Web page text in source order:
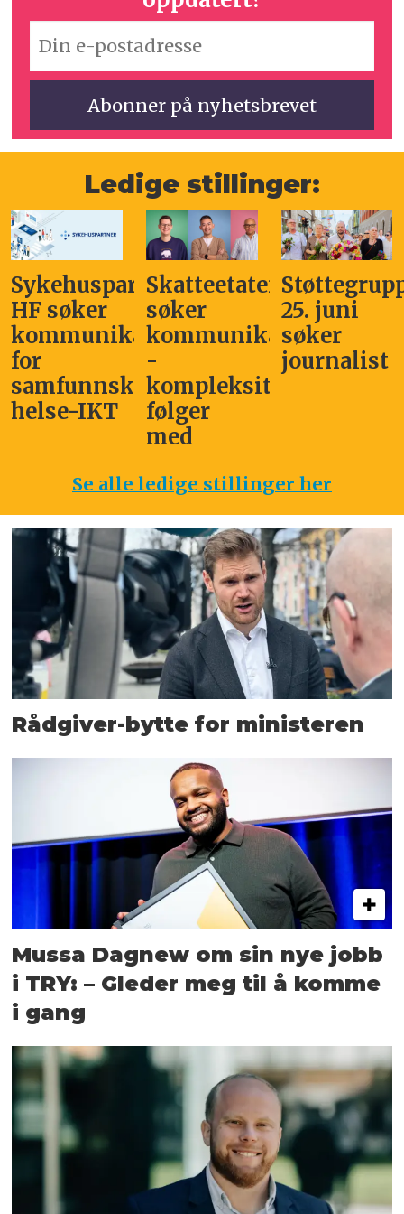
Ledige stillinger:
Sykehuspartner
HF søker
kommunikasjonssjef
for
samfunnskritisk
helse-IKT
Skatteetaten
søker
kommunikasjonsleder
-
kompleksitet
følger
med
25. juni
søker
journalist
Se alle ledige stillinger her
Rådgiver-bytte for ministeren
Mussa Dagnew om sin nye jobb
i TRY: – Gleder meg til å komme
i gang